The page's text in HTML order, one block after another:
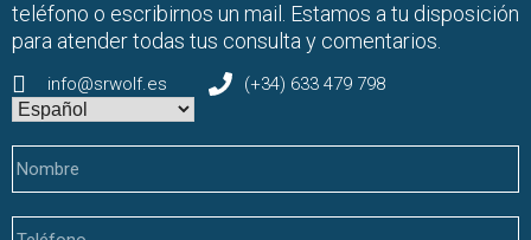
teléfono o escribirnos un mail. Estamos a tu disposición
para atender todas tus consulta y comentarios.
info@srwolf.es (+34) 633 479 798